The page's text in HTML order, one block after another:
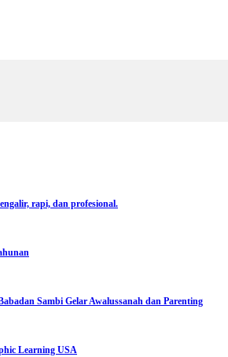
rapi, dan profesional.
Sambi Gelar Awalussanah dan Parenting
Learning USA